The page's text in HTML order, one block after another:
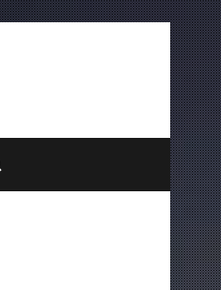
Rechercher